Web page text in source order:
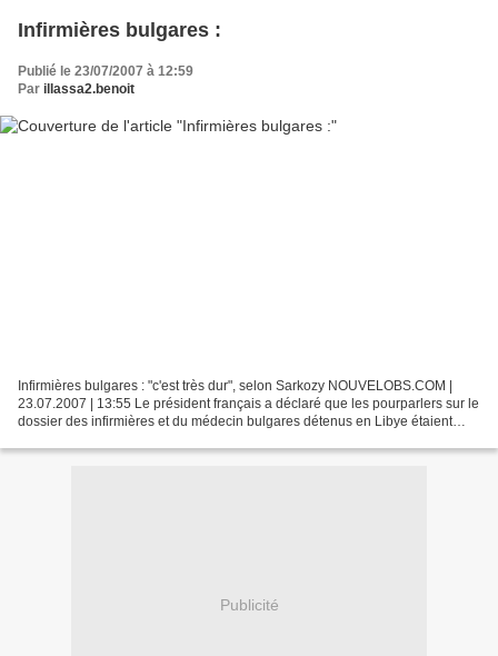
Infirmières bulgares :
Publié le 23/07/2007 à 12:59
Par illassa2.benoit
Infirmières bulgares : "c'est très dur", selon Sarkozy NOUVELOBS.COM |
23.07.2007 | 13:55 Le président français a déclaré que les pourparlers sur le
dossier des infirmières et du médecin bulgares détenus en Libye étaient
Publicité